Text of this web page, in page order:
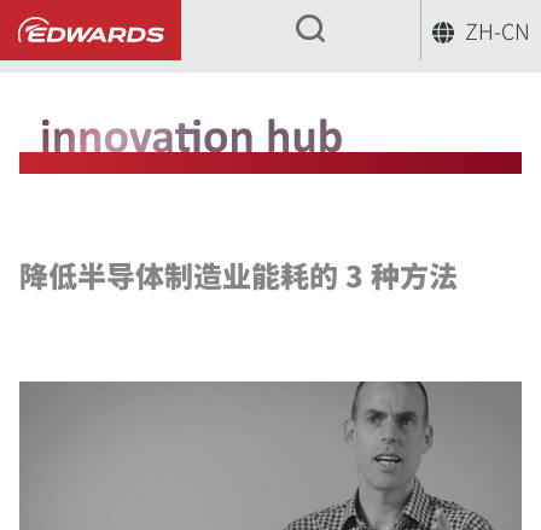
ZH-CN
...
降低半导体制造业能耗的 3 种方法